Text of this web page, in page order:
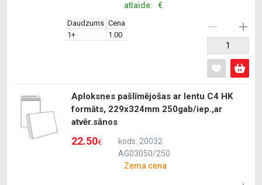
atlaide: €
Daudzums Cena
1+
1.00
Aploksnes pašlīmējošas ar lentu C4 HK
formāts, 229x324mm 250gab/iep.,ar
atvēr.sānos
22.50€
kods: 20032
AG03050/250
Zema cena